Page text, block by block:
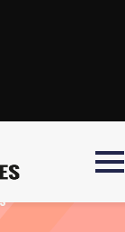
LYON